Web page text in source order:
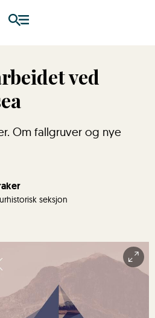
ved
Om fallgruver og nye
seksjon